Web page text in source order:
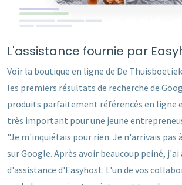
L'assistance fournie par
Voir la boutique en ligne de De
les premiers résultats de recherche de
produits parfaitement référencés en ligne
très important pour une jeune
"Je m'inquiétais pour rien. Je n'arrivais pas
sur Google. Après avoir beaucoup peiné,
d'assistance d'Easyhost. L'un de vos